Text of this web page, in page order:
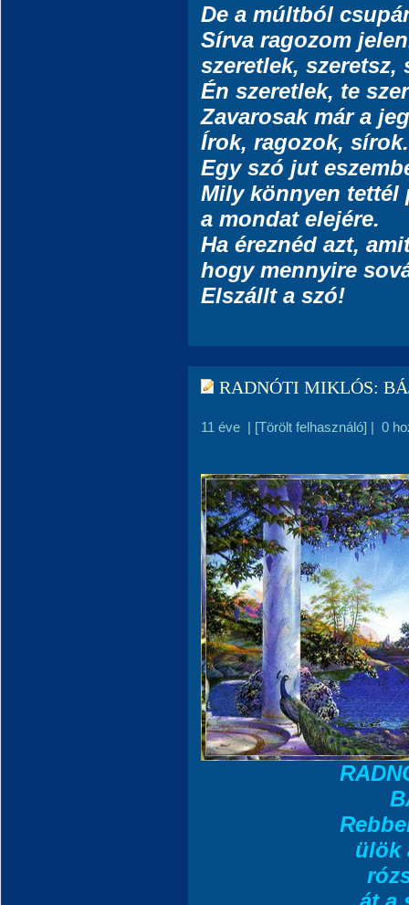
De a múltból
Sírva ragozom
szeretlek, szeretsz,
Én szeretlek, te
Zavarosak már a
Írok, ragozok, sírok.
Egy szó jut
Mily könnyen tettél
a mondat elejére.
Ha éreznéd azt,
hogy mennyire
Elszállt a szó!
RADNÓTI MIKLÓS:
11 éve | [Törölt felhasználó] | 0
ülök